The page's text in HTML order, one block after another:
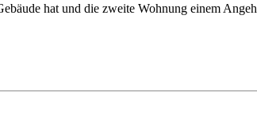
hat und die zweite Wohnung einem